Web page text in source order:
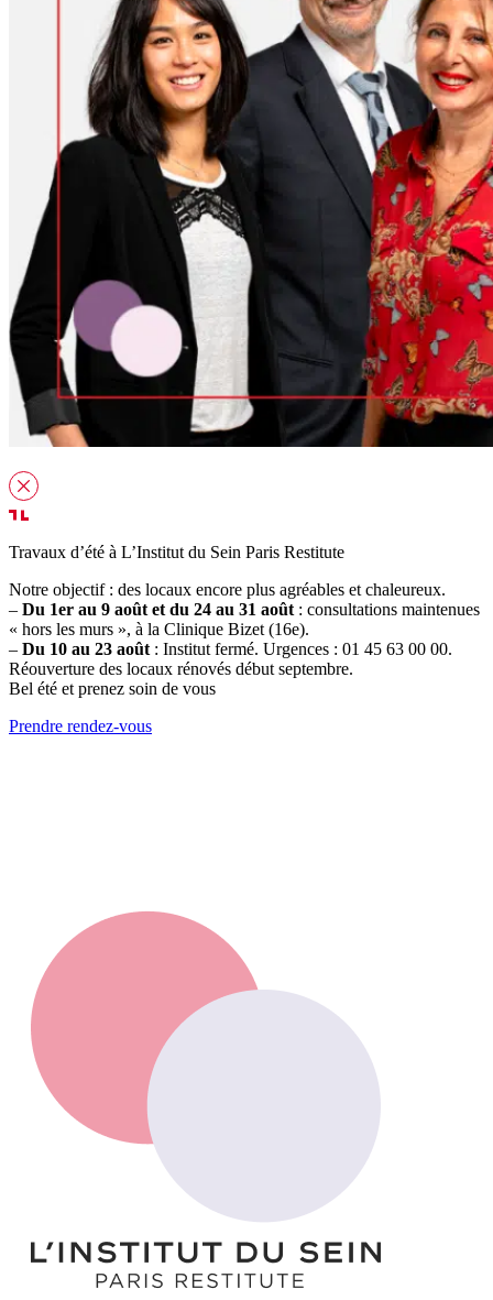
Travaux d’été à L’Institut du Sein Paris Restitute
Notre objectif : des locaux encore plus agréables et chaleureux.
– Du 1er au 9 août et du 24 au 31 août : consultations maintenues
« hors les murs », à la Clinique Bizet (16e).
– Du 10 au 23 août : Institut fermé. Urgences : 01 45 63 00 00.
Réouverture des locaux rénovés début septembre.
Bel été et prenez soin de vous
Prendre rendez-vous